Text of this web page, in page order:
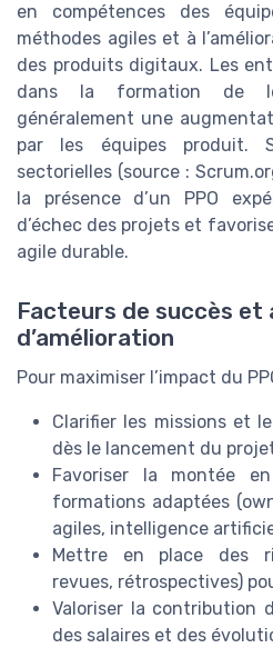
en compétences des
méthodes agiles et à
des produits digitaux. Les
dans la formation de
généralement une
par les équipes produit.
sectorielles (source :
la présence d’un PPO
d’échec des projets et
agile durable.
Facteurs de succès et
d’amélioration
Pour maximiser l’impact du
Clarifier les missions et
dès le lancement du
Favoriser la montée
formations adaptées
agiles, intelligence
Mettre en place des
revues, rétrospectives)
Valoriser la contribution
des salaires et des